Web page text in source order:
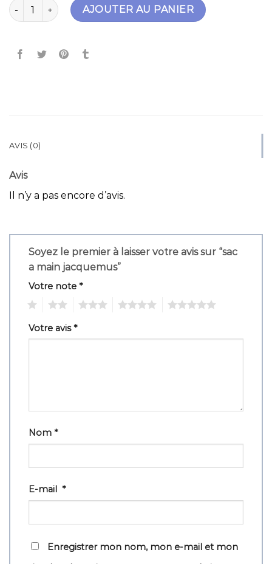
quantité de sac a main jacquemus
AJOUTER AU PANIER
AVIS (0)
Avis
Il n’y a pas encore d’avis.
Soyez le premier à laisser votre avis sur “sac
a main jacquemus”
Votre note *
Votre avis*
Nom *
E-mail *
Enregistrer mon nom, mon e-mail et mon